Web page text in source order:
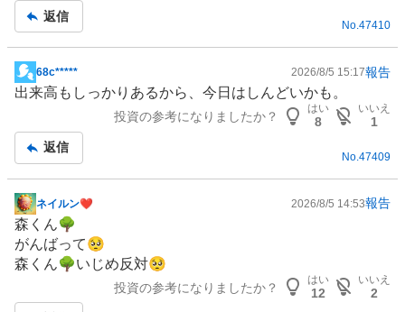
返信
No.47410
掲
示
事
68c***** 2026/8/5 15:17報告
出来高もしっかりあるから、今日はしんどいかも。
投資の参考になりましたか？
はい
8
いいえ
1
返信
No. 47409
掲
示
板
記
ネイルン❤︎ 2026/8/5 14:53報告
森くん🌳
がんばって🥺
森くん🌳いじめ反対🥺
投資の参考になりましたか？
はい
12
いいえ
2